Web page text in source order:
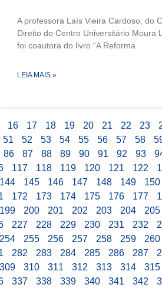
A professora Laís Vieira Cardoso, do
Direito do Centro Universitário Moura
foi coautora do livro “A Reforma
LEIA MAIS »
16 17 18 19 20 21 22 23
51 52 53 54 55 56 57 58
86 87 88 89 90 91 92 93
117 118 119 120 121 122
144 145 146 147 148 149 150
172 173 174 175 176 177
199 200 201 202 203 204 205
227 228 229 230 231 232
254 255 256 257 258 259 260
282 283 284 285 286 287
309 310 311 312 313 314 315
337 338 339 340 341 342